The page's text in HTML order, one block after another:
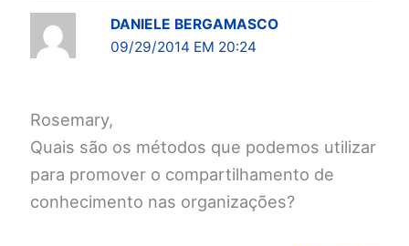
DANIELE BERGAMASCO
09/29/2014 EM 20:24
Rosemary,
Quais são os métodos que podemos utilizar
para promover o compartilhamento de
conhecimento nas organizações?